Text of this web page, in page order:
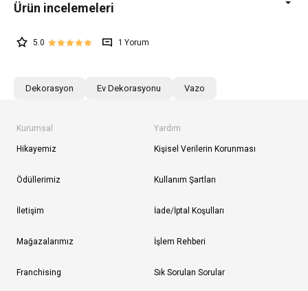
5.0 1
Dekorasyon Ev Dekorasyonu Vazo
Kurumsal
Hikayemiz
Ödüllerimiz
İletişim
Mağazalarımız
Franchising
Yardım
Kişisel Verilerin Korunması
Kullanım Şartları
İade/İptal Koşulları
İşlem Rehberi
Sık Sorulan Sorular